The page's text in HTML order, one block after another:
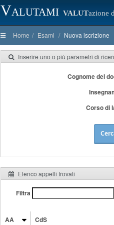
Valutami VALUTazione
Home Esami Nuova iscrizione
Inserire uno o più parametri di
Cognome del
Corso di
Elenco appelli trovati
Filtra
AA CdS